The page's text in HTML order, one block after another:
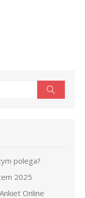
polega?
2025
Online